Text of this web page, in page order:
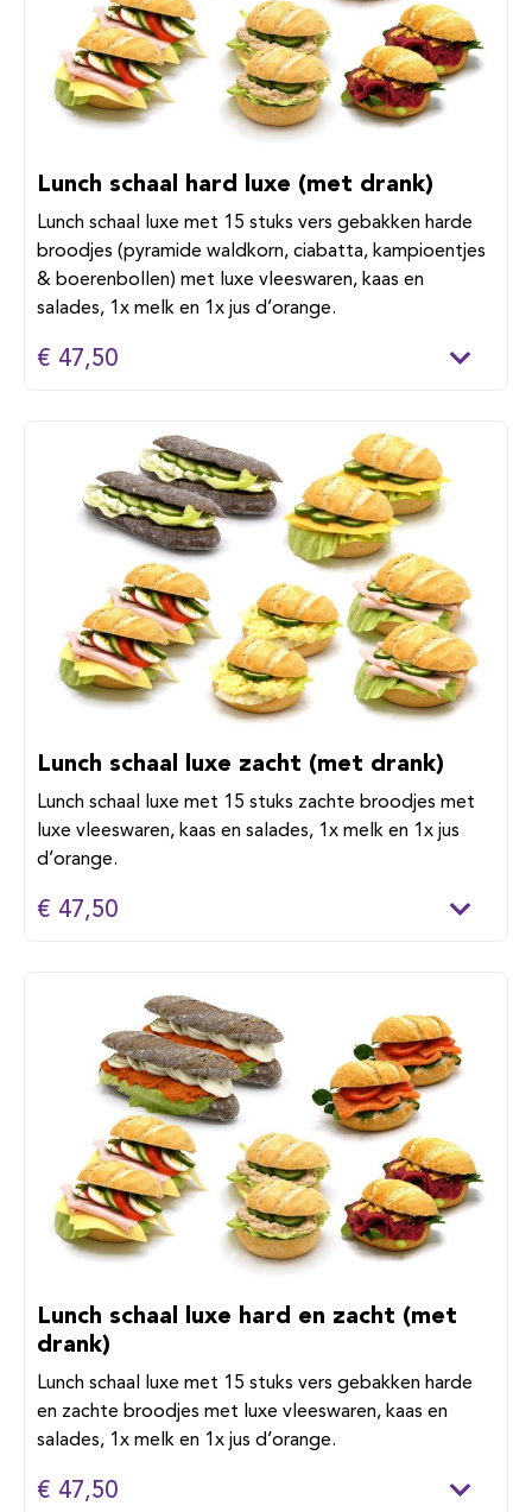
Lunch schaal hard luxe (met drank)
Lunch schaal luxe met 15 stuks vers gebakken harde
broodjes (pyramide waldkorn, ciabatta, kampioentjes
& boerenbollen) met luxe vleeswaren, kaas en
salades, 1x melk en 1x jus d’orange.
€ 47,50
Lunch schaal luxe zacht (met drank)
Lunch schaal luxe met 15 stuks zachte broodjes met
luxe vleeswaren, kaas en salades, 1x melk en 1x jus
d’orange.
€ 47,50
Lunch schaal luxe hard en zacht (met
drank)
Lunch schaal luxe met 15 stuks vers gebakken harde
en zachte broodjes met luxe vleeswaren, kaas en
salades, 1x melk en 1x jus d’orange.
€ 47,50